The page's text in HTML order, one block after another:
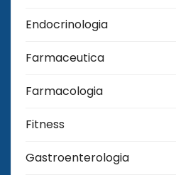
Endocrinologia
Farmaceutica
Farmacologia
Fitness
Gastroenterologia